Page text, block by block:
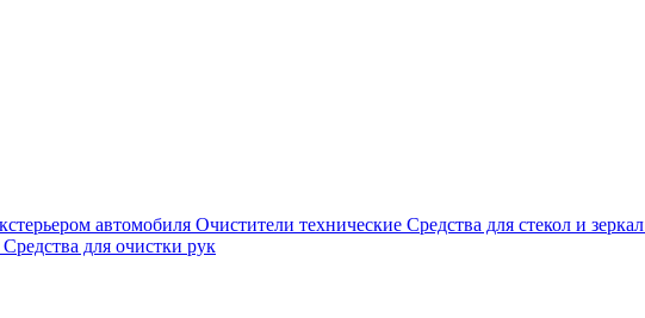
автомобиля Очистители технические Средства для стекол и зеркал
Средства для очистки рук